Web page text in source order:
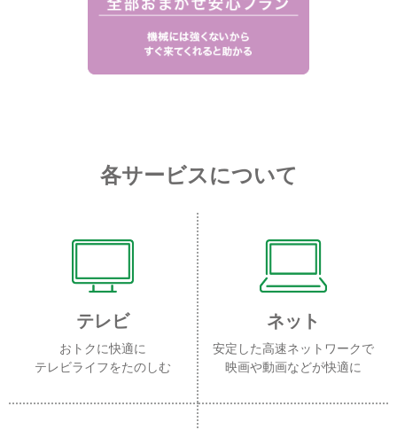
各サービスについて
テレビ
おトクに快適に
テレビライフをたのしむ
ネット
安定した高速ネットワークで
映画や動画などが快適に